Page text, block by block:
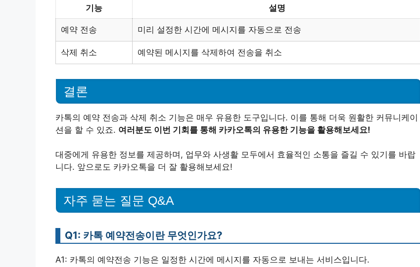
기능 설명
예약 전송 미리 설정한 시간에 메시지를 자동으로 전송
삭제 취소 예약된 메시지를 삭제하여 전송을 취소
결론
카톡의 예약 전송과 삭제 취소 기능은 매우 유용한 도구입니다. 이를 통해 더욱 원활한 커뮤니케이
션을 할 수 있죠. 여러분도 이번 기회를 통해 카카오톡의 유용한 기능을 활용해보세요!
대중에게 유용한 정보를 제공하며, 업무와 사생활 모두에서 효율적인 소통을 즐길 수 있기를 바랍
니다. 앞으로도 카카오톡을 더 잘 활용해보세요!
자주 묻는 질문 Q&A
Q1: 카톡 예약전송이란 무엇인가요?
A1: 카톡의 예약전송 기능은 일정한 시간에 메시지를 자동으로 보내는 서비스입니다.